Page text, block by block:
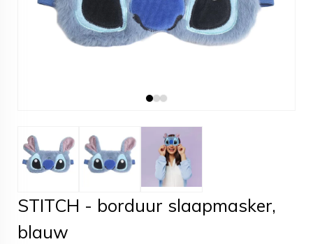
STITCH - borduur slaapmasker,
blauw